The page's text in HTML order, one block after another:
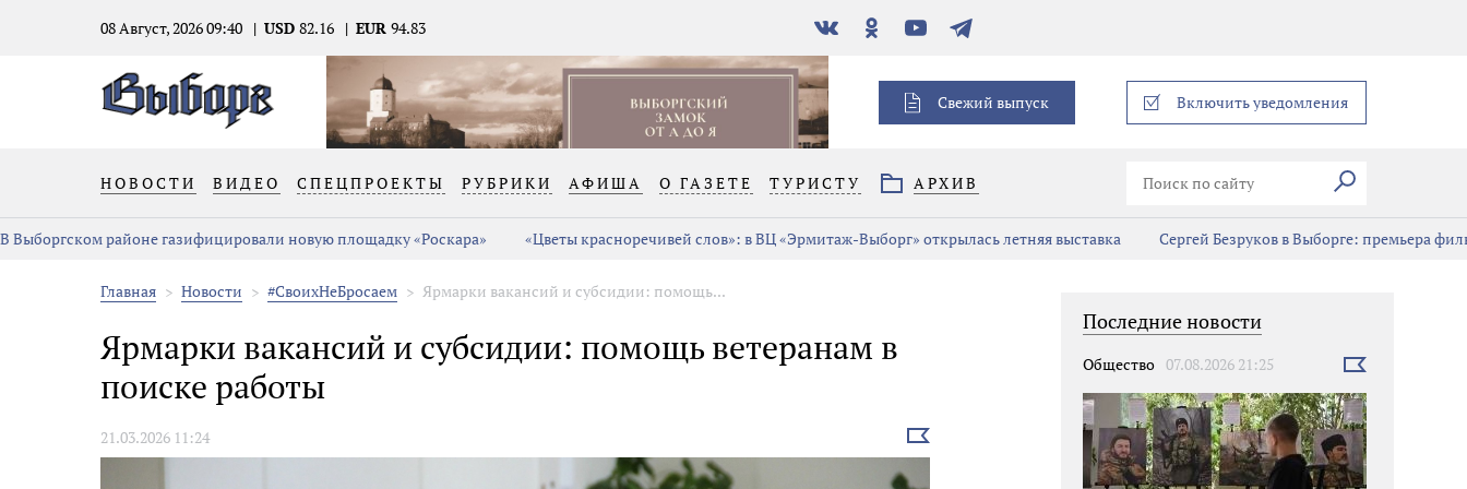
08 Август, 2026 09:40 USD 82.16 EUR 94.83
В
контакте
Одноклассники
YouTubeТелеграм
Свежий выпуск Включить уведомления
НОВОСТИ ВИДЕО СПЕЦПРОЕКТЫ РУБРИКИ АФИША О ГАЗЕТЕ ТУРИСТУ АРХИВ Искать
В Выборгском районе газифицировали новую площадку «Роскара» «Цветы красноречивей слов»: в ВЦ «Эрмитаж-Выборг» открылась летняя выставка Сергей Безруков в Выборге: премьера
Главная Новости #СвоихНеБросаем Ярмарки вакансий и субсидии: помощь...
Ярмарки вакансий и субсидии: помощь ветеранам в
поиске работы
21.03.2026 11:24
Выбрать
новость
Последние новости
Общество 07.08.2026 21:25
Выбрать